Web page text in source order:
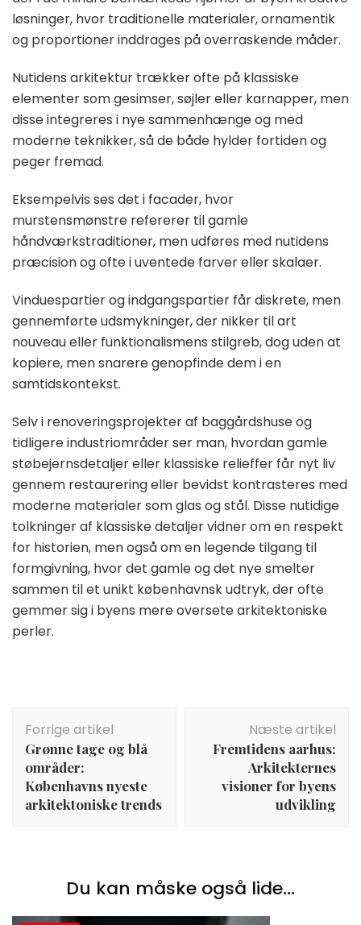
løsninger, hvor traditionelle materialer, ornamentik
og proportioner inddrages på overraskende måder.
Nutidens arkitektur trækker ofte på klassiske
elementer som gesimser, søjler eller karnapper, men
disse integreres i nye sammenhænge og med
moderne teknikker, så de både hylder fortiden og
peger fremad.
Eksempelvis ses det i facader, hvor
murstensmønstre refererer til gamle
håndværkstraditioner, men udføres med nutidens
præcision og ofte i uventede farver eller skalaer.
Vinduespartier og indgangspartier får diskrete, men
gennemførte udsmykninger, der nikker til art
nouveau eller funktionalismens stilgreb, dog uden at
kopiere, men snarere genopfinde dem i en
samtidskontekst.
Selv i renoveringsprojekter af baggårdshuse og
tidligere industriområder ser man, hvordan gamle
støbejernsdetaljer eller klassiske relieffer får nyt liv
gennem restaurering eller bevidst kontrasteres med
moderne materialer som glas og stål. Disse nutidige
tolkninger af klassiske detaljer vidner om en respekt
for historien, men også om en legende tilgang til
formgivning, hvor det gamle og det nye smelter
sammen til et unikt københavnsk udtryk, der ofte
gemmer sig i byens mere oversete arkitektoniske
perler.
Forrige artikel
Grønne tage og blå
områder:
Københavns nyeste
arkitektoniske trends
Næste artikel
Fremtidens aarhus:
Arkitekternes
visioner for byens
udvikling
Du kan måske også lide...